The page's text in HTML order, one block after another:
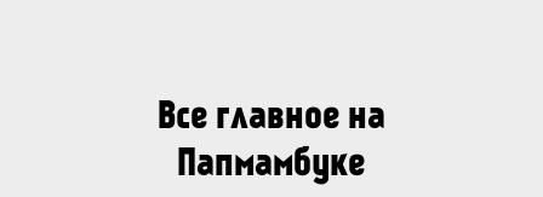
Все главное на
Папмамбуке